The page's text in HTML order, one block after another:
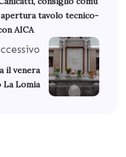
apertura tavolo tecnico-
AICA
il venera
La Lomia